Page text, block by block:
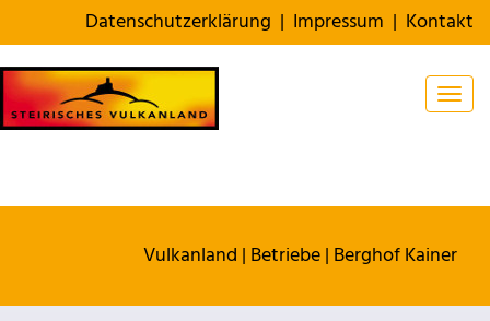
Datenschutzerklärung | Impressum | Kontakt
Vulkanland | Betriebe| Berghof Kainer